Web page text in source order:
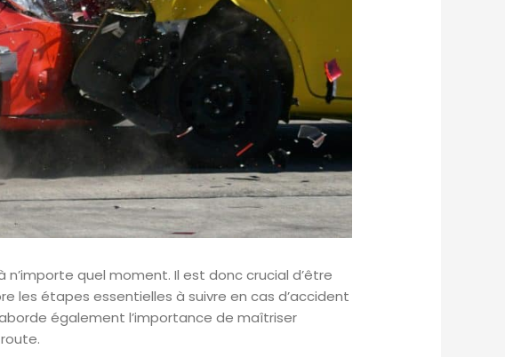
quel moment. Il est donc crucial d’être
les étapes essentielles à suivre en cas d’accident
également l’importance de maîtriser